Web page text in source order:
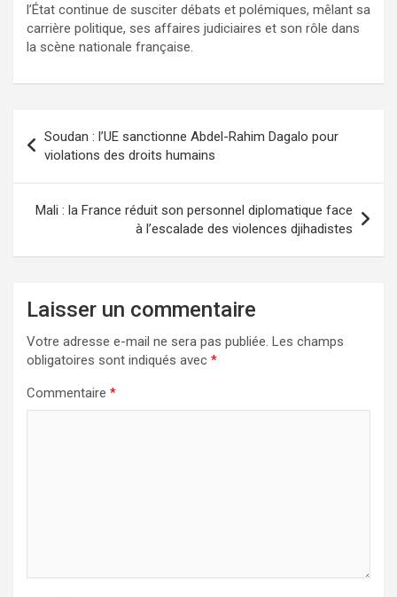
l’État continue de susciter débats et polémiques, mêlant sa
carrière politique, ses affaires judiciaires et son rôle dans
la scène nationale française.
Soudan : l’UE sanctionne Abdel-Rahim Dagalo pour
violations des droits humains
Mali : la France réduit son personnel diplomatique face
à l’escalade des violences djihadistes
Laisser un commentaire
Votre adresse e-mail ne sera pas publiée. Les champs
obligatoires sont indiqués avec *
Commentaire *